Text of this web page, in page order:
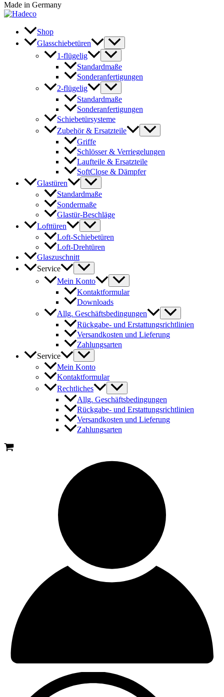
Made in Germany
Shop
Glasschiebetüren
1-flügelig
Standardmaße
Sonderanfertigungen
2-flügelig
Standardmaße
Sonderanfertigungen
Schiebetürsysteme
Zubehör & Ersatzteile
Griffe
Schlösser & Verriegelungen
Laufteile & Ersatzteile
SoftClose & Dämpfer
Glastüren
Standardmaße
Sondermaße
Glastür-Beschläge
Lofttüren
Loft-Schiebetüren
Loft-Drehtüren
Glaszuschnitt
Service
Mein Konto
Kontaktformular
Downloads
Allg. Geschäftsbedingungen
Rückgabe- und Erstattungsrichtlinien
Versandkosten und Lieferung
Zahlungsarten
Service
Mein Konto
Kontaktformular
Rechtliches
Allg. Geschäftsbedingungen
Rückgabe- und Erstattungsrichtlinien
Versandkosten und Lieferung
Zahlungsarten